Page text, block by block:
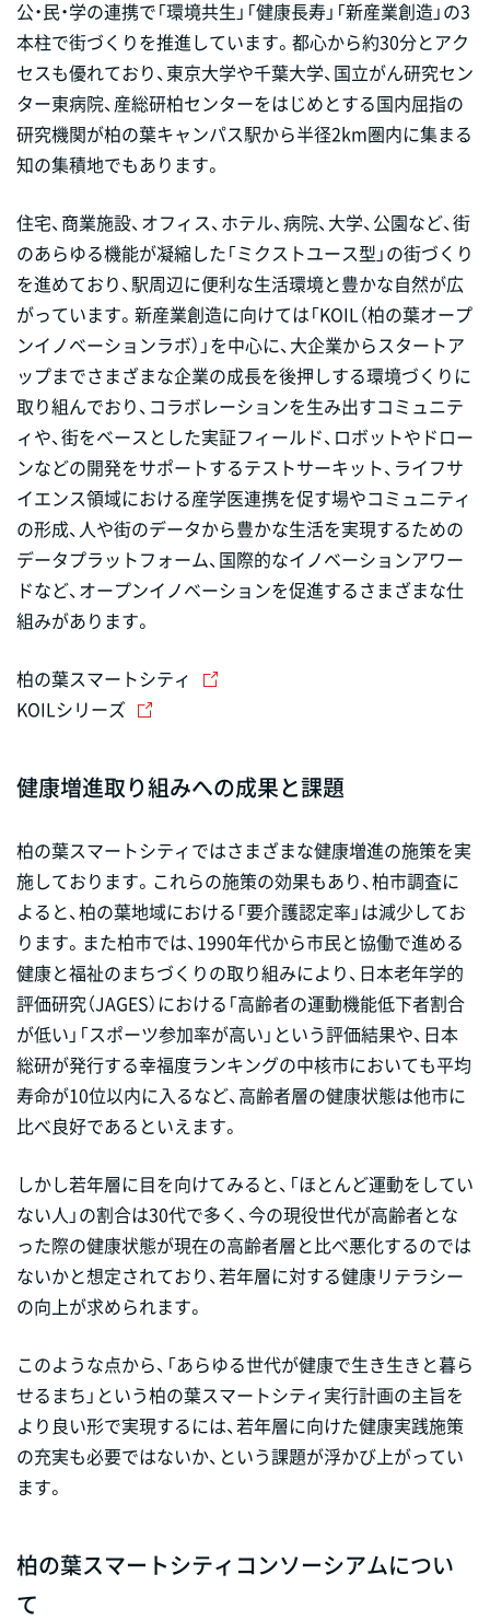
公・民・学の連携で「環境共生」「健康長寿」「新産業創造」の3
本柱で街づくりを推進しています。都心から約30分とアク
セスも優れており、東京大学や千葉大学、国立がん研究セン
ター東病院、産総研柏センターをはじめとする国内屈指の
研究機関が柏の葉キャンパス駅から半径2km圏内に集まる
知の集積地でもあります。
住宅、商業施設、オフィス、ホテル、病院、大学、公園など、街
のあらゆる機能が凝縮した「ミクストユース型」の街づくり
を進めており、駅周辺に便利な生活環境と豊かな自然が広
がっています。新産業創造に向けては「KOIL（柏の葉オープ
ンイノベーションラボ）」を中心に、大企業からスタートア
ップまでさまざまな企業の成長を後押しする環境づくりに
取り組んでおり、コラボレーションを生み出すコミュニテ
ィや、街をベースとした実証フィールド、ロボットやドロー
ンなどの開発をサポートするテストサーキット、ライフサ
イエンス領域における産学医連携を促す場やコミュニティ
の形成、人や街のデータから豊かな生活を実現するための
データプラットフォーム、国際的なイノベーションアワー
ドなど、オープンイノベーションを促進するさまざまな仕
組みがあります。
柏の葉スマートシティ
KOILシリーズ
健康増進取り組みへの成果と課題
柏の葉スマートシティではさまざまな健康増進の施策を実
施しております。これらの施策の効果もあり、柏市調査に
よると、柏の葉地域における「要介護認定率」は減少してお
ります。また柏市では、1990年代から市民と協働で進める
健康と福祉のまちづくりの取り組みにより、日本老年学的
評価研究（JAGES）における「高齢者の運動機能低下者割合
が低い」「スポーツ参加率が高い」という評価結果や、日本
総研が発行する幸福度ランキングの中核市においても平均
寿命が10位以内に入るなど、高齢者層の健康状態は他市に
比べ良好であるといえます。
しかし若年層に目を向けてみると、「ほとんど運動をしてい
ない人」の割合は30代で多く、今の現役世代が高齢者とな
った際の健康状態が現在の高齢者層と比べ悪化するのでは
ないかと想定されており、若年層に対する健康リテラシー
の向上が求められます。
このような点から、「あらゆる世代が健康で生き生きと暮ら
せるまち」という柏の葉スマートシティ実行計画の主旨を
より良い形で実現するには、若年層に向けた健康実践施策
の充実も必要ではないか、という課題が浮かび上がってい
ます。
柏の葉スマートシティコンソーシアムについ
て